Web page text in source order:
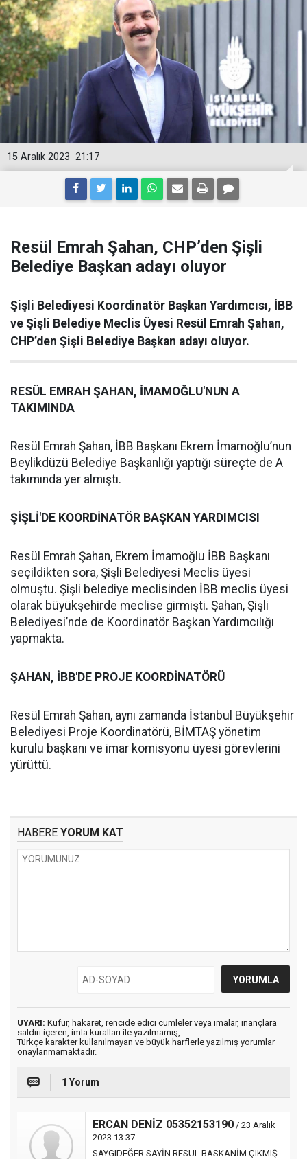
21:17
15 Aralık 2023
Resül Emrah Şahan, CHP’den Şişli
Belediye Başkan adayı oluyor
Şişli Belediyesi Koordinatör Başkan Yardımcısı, İBB
ve Şişli Belediye Meclis Üyesi Resül Emrah Şahan,
CHP’den Şişli Belediye Başkan adayı oluyor.
RESÜL EMRAH ŞAHAN, İMAMOĞLU'NUN A
TAKIMINDA
Resül Emrah Şahan, İBB Başkanı Ekrem İmamoğlu’nun
Beylikdüzü Belediye Başkanlığı yaptığı süreçte de A
takımında yer almıştı.
ŞİŞLİ'DE KOORDİNATÖR BAŞKAN YARDIMCISI
Resül Emrah Şahan, Ekrem İmamoğlu İBB Başkanı
seçildikten sora, Şişli Belediyesi Meclis üyesi
olmuştu. Şişli belediye meclisinden İBB meclis üyesi
olarak büyükşehirde meclise girmişti. Şahan, Şişli
Belediyesi’nde de Koordinatör Başkan Yardımcılığı
yapmakta.
ŞAHAN, İBB'DE PROJE KOORDİNATÖRÜ
Resül Emrah Şahan, aynı zamanda İstanbul Büyükşehir
Belediyesi Proje Koordinatörü, BİMTAŞ yönetim
kurulu başkanı ve imar komisyonu üyesi görevlerini
yürüttü.
HABERE YORUM KAT
UYARI: Küfür, hakaret, rencide edici cümleler veya imalar, inançlara
saldırı içeren, imla kuralları ile yazılmamış,
Türkçe karakter kullanılmayan ve büyük harflerle yazılmış yorumlar
onaylanmamaktadır.
1 Yorum
ERCAN DENİZ 05352153190 / 23 Aralık
2023 13:37
SAYGIDEĞER SAYİN RESUL BASKANİM ÇIKMIŞ